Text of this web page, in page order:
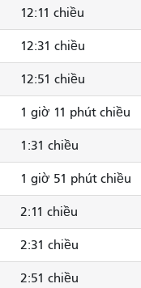
12:11 chiều
12:31 chiều
12:51 chiều
1 giờ 11 phút chiều
1:31 chiều
1 giờ 51 phút chiều
2:11 chiều
2:31 chiều
2:51 chiều